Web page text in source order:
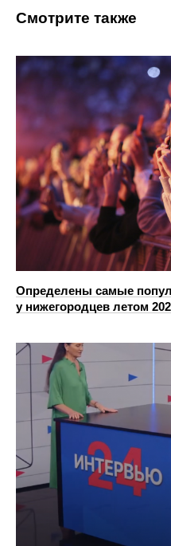
Смотрите также
Определены самые
у нижегородцев летом